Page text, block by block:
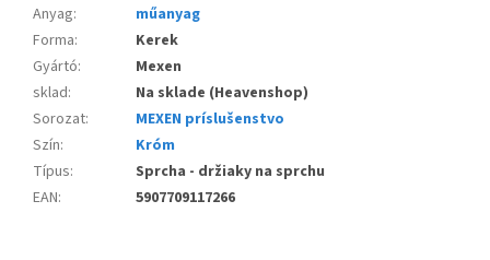
Anyag:
műanyag
Forma:
Kerek
Gyártó:
Mexen
sklad:
Na sklade (Heavenshop)
Sorozat:
MEXEN príslušenstvo
Szín:
Króm
Típus:
Sprcha - držiaky na sprchu
EAN: 5907709117266